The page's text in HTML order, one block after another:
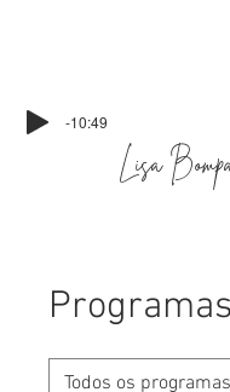
-10:49
Lisa
Programas